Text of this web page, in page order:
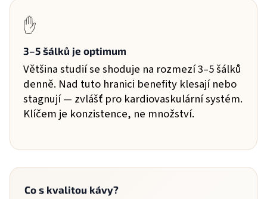
✋
3–5 šálků je optimum
Většina studií se shoduje na rozmezí 3–5 šálků
denně. Nad tuto hranici benefity klesají nebo
stagnují — zvlášť pro kardiovaskulární systém.
Klíčem je konzistence, ne množství.
Co s kvalitou kávy?